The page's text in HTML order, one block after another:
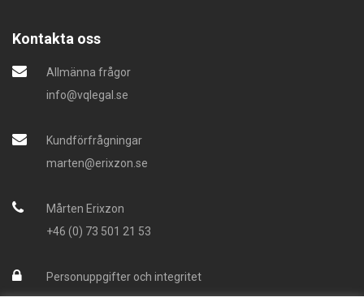
Kontakta oss
Allmänna frågor
info@vqlegal.se
Kundförfrågningar
marten@erixzon.se
Mårten Erixzon
+46 (0) 73 501 21 53
Personuppgifter och integritet